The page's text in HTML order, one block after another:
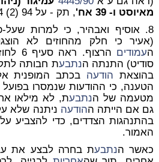
מאיוסט ו- 39 אח'
, תק - על 94 (2) 674).
(אעיר כי חלק מהחוזים לא
העמודים הרצוף. ראה סעיף 6 לחוזה עם ה
סודיט) התנתה הנתבעת חבותה
בהוצאת הודעה בכתב המופנית
הטענה, כי ההודעות שנמסרו בפועל
מטעמה של הנתבעת, לא מילאו
גם אם הייתה ההודעה ניתנה שלא
בהתנהגות הצדדים, כדי להצביע על
האמור.
כאשר הנתבעת בחרה לבצע את